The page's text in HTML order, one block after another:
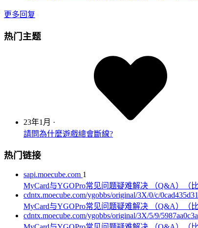
更多回复
热门主题
23年1月 ·
請問為什麼遊戲總會斷線?
热门链接
sapi.moecube.com 1
MyCard与YGOPro常见问题疑难解决 （Q&A）（
cdntx.moecube.com/ygobbs/original/3X/0/c/
MyCard与YGOPro常见问题疑难解决 （Q&A）（
cdntx.moecube.com/ygobbs/original/3X/5/9/